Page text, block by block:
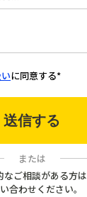
に同意する*
なご相談がある方は
合わせください。